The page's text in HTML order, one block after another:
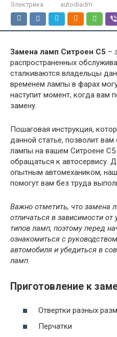
Электрика
autodiadm
Замена ламп Ситроен С5 –
распространенных
сталкиваются владельцы
временем лампы в фарах
наступит момент, когда вам
замену.
Пошаговая инструкция,
данной статье, позволит
лампы на вашем Ситроене
обращаться к автосервису.
опытным автомехаником,
помогут вам без труда
Важно отметить, что замена
отличаться в зависимости от
типов ламп, поэтому перед
ознакомиться с
автомобиля и убедиться в
ламп.
Приготовление к
Отвертки разных
Перчатки